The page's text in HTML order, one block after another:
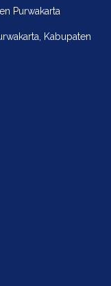
Purwakarta
Kabupaten